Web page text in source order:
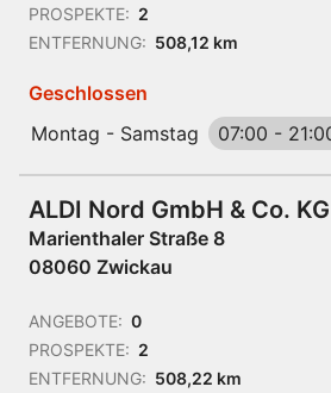
PROSPEKTE: 2
ENTFERNUNG: 508,12 km
Geschlossen
Montag - Samstag
07:00 -
ALDI Nord GmbH & Co. KG
Marienthaler Straße 8
08060 Zwickau
ANGEBOTE: 0
PROSPEKTE: 2
ENTFERNUNG: 508,22 km